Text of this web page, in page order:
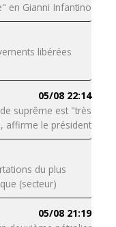
en Gianni Infantino
libérées
05/08 22:14
suprême est "très
affirme le président
du plus
(secteur)
05/08 21:19